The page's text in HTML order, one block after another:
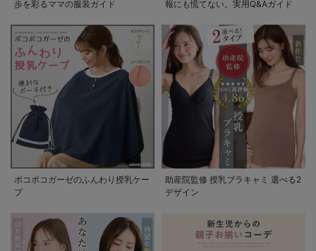
歩を彩るママの服装ガイド
報にも慌てない。実用Q&Aガイド
ポコポコガーゼのふんわり授乳ケー
プ
助産院監修 授乳ブラキャミ 選べる2
デザイン